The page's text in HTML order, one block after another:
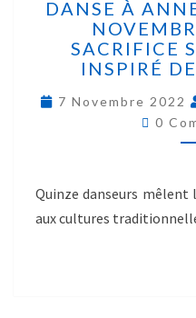
DANSE À
SACRIFICE
INSPIRÉ
7 Novembre 2022
0
Quinze danseurs mêlent
aux cultures